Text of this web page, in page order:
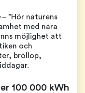
– ”Hör naturens
med nära
möjlighet att
och
bröllop,
100 000 kWh